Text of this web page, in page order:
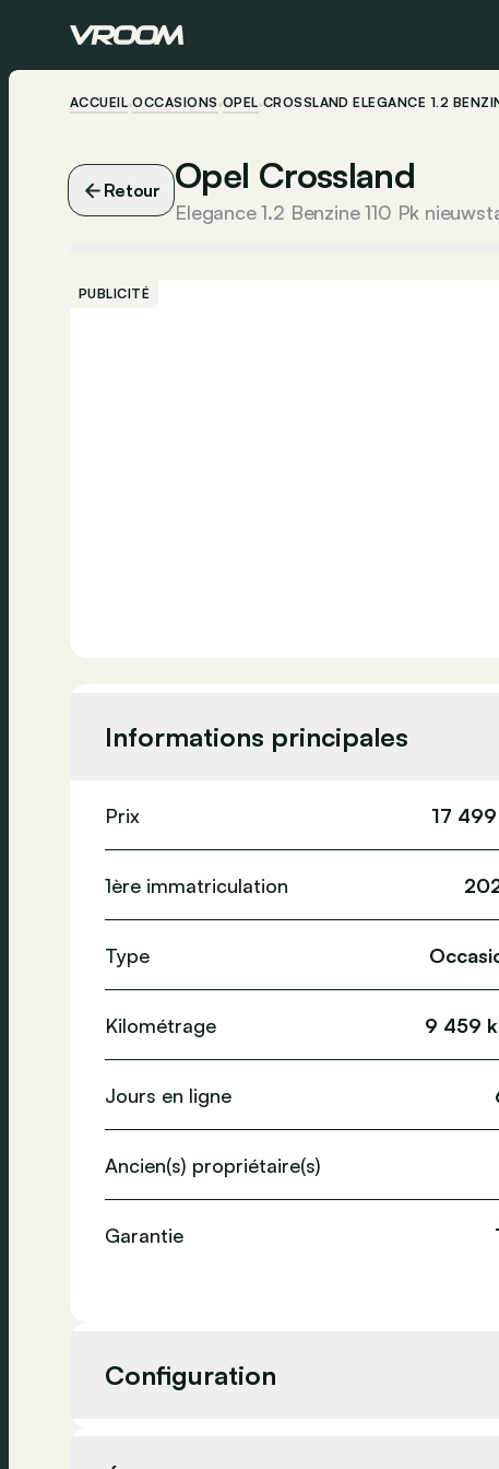
ACCUEIL OCCASIONS OPEL CROSSLAND ELEGANCE 1.2
Retour Opel Crossland
Elegance 1.2 Benzine 110 Pk
PUBLICITÉ
Informations principales
Prix 17
1ère immatriculation
Type
Kilométrage 9 459
Jours en ligne
Ancien(s) propriétaire(s)
Garantie
Configuration